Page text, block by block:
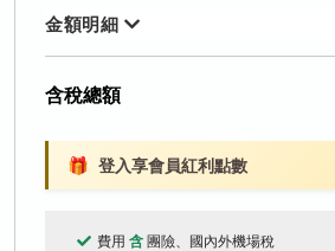
金額明細
含稅總額
🎁 登入享會員紅利點數
費用 含 團險、國內外機場稅